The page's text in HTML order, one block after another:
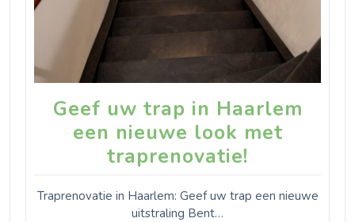
Geef uw trap in Haarlem
een nieuwe look met
traprenovatie!
Traprenovatie in Haarlem: Geef uw trap een nieuwe
uitstraling Bent…